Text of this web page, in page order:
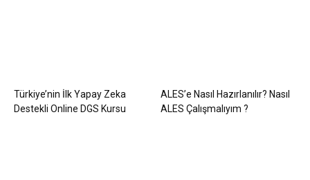
Türkiye’nin İlk Yapay Zeka
Destekli Online DGS Kursu
ALES’e Nasıl Hazırlanılır? Nasıl
ALES Çalışmalıyım ?